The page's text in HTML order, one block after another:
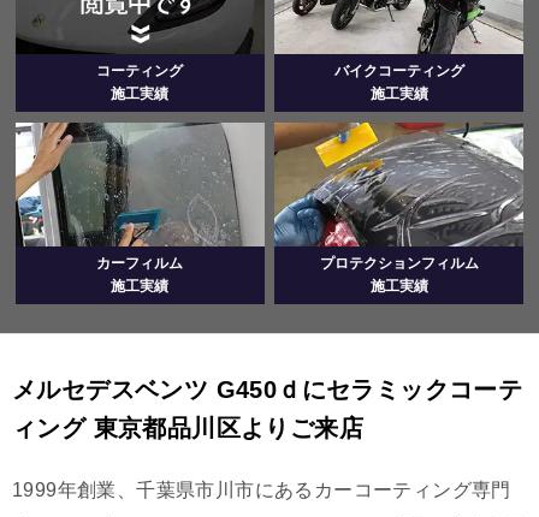
コーティング
施工実績
バイクコーティング
施工実績
カーフィルム
施工実績
プロテクションフィルム
施工実績
メルセデスベンツ G450ｄにセラミックコーテ
ィング 東京都品川区よりご来店
1999年創業、千葉県市川市にあるカーコーティング専門